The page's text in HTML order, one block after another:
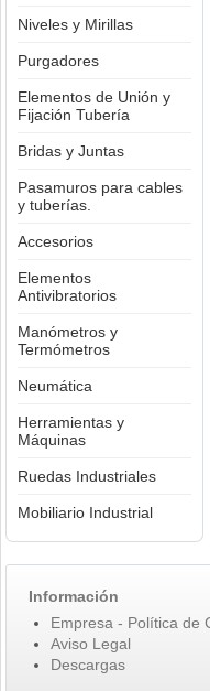
Niveles y Mirillas
Purgadores
Elementos de Unión y
Fijación Tubería
Bridas y Juntas
Pasamuros para cables
y tuberías.
Accesorios
Elementos
Antivibratorios
Manómetros y
Termómetros
Neumática
Herramientas y
Máquinas
Ruedas Industriales
Mobiliario Industrial
Información
Empresa - Política de
Aviso Legal
Descargas